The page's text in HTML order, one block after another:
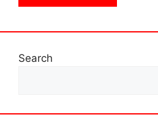
Search